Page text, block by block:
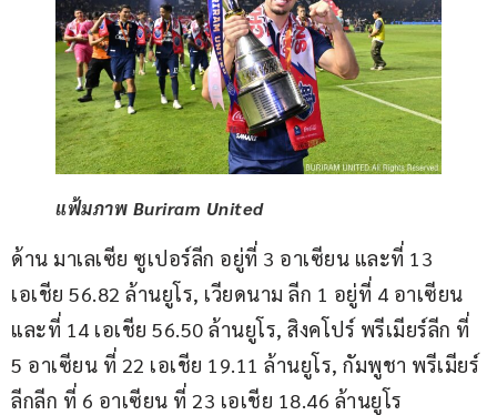
แฟ้มภาพ Buriram United
ด้าน มาเลเซีย ซูเปอร์ลีก อยู่ที่ 3 อาเซียน และที่ 13
เอเชีย 56.82 ล้านยูโร, เวียดนาม ลีก 1 อยู่ที่ 4 อาเซียน
และที่ 14 เอเชีย 56.50 ล้านยูโร, สิงคโปร์ พรีเมียร์ลีก ที่
5 อาเซียน ที่ 22 เอเชีย 19.11 ล้านยูโร, กัมพูชา พรีเมียร์
ลีกลีก ที่ 6 อาเซียน ที่ 23 เอเชีย 18.46 ล้านยูโร